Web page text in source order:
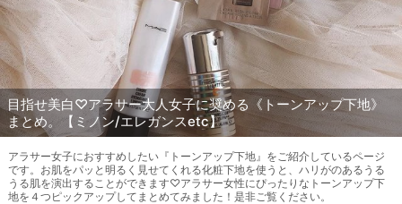
目指せ美白♡アラサー大人女子に奨める《トーンアップ下地》
まとめ。【ミノン/エレガンスetc】
アラサー女子におすすめしたい『トーンアップ下地』をご紹介しているページ
です。お肌をパッと明るく見せてくれる化粧下地を使うと、ハリがのあるうる
うる肌を演出することができます♡アラサー女性にぴったりなトーンアップ下
地を４つピックアップしてまとめてみました！是非ご覧ください。